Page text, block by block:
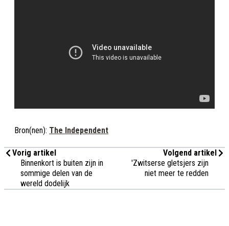
Bron(nen): The Independent
Vorig artikel
Binnenkort is buiten zijn in
sommige delen van de
wereld dodelijk
Volgend artikel
'Zwitserse gletsjers zijn
niet meer te redden